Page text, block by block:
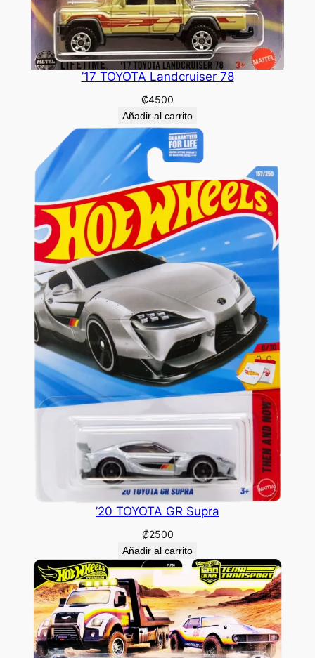
’17 TOYOTA Landcruiser 78
₡4500
Añadir al carrito
’20 TOYOTA GR Supra
₡2500
Añadir al carrito